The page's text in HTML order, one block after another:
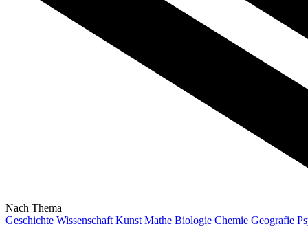
Nach Thema
Geschichte Wissenschaft Kunst Mathe Biologie Chemie Geografie